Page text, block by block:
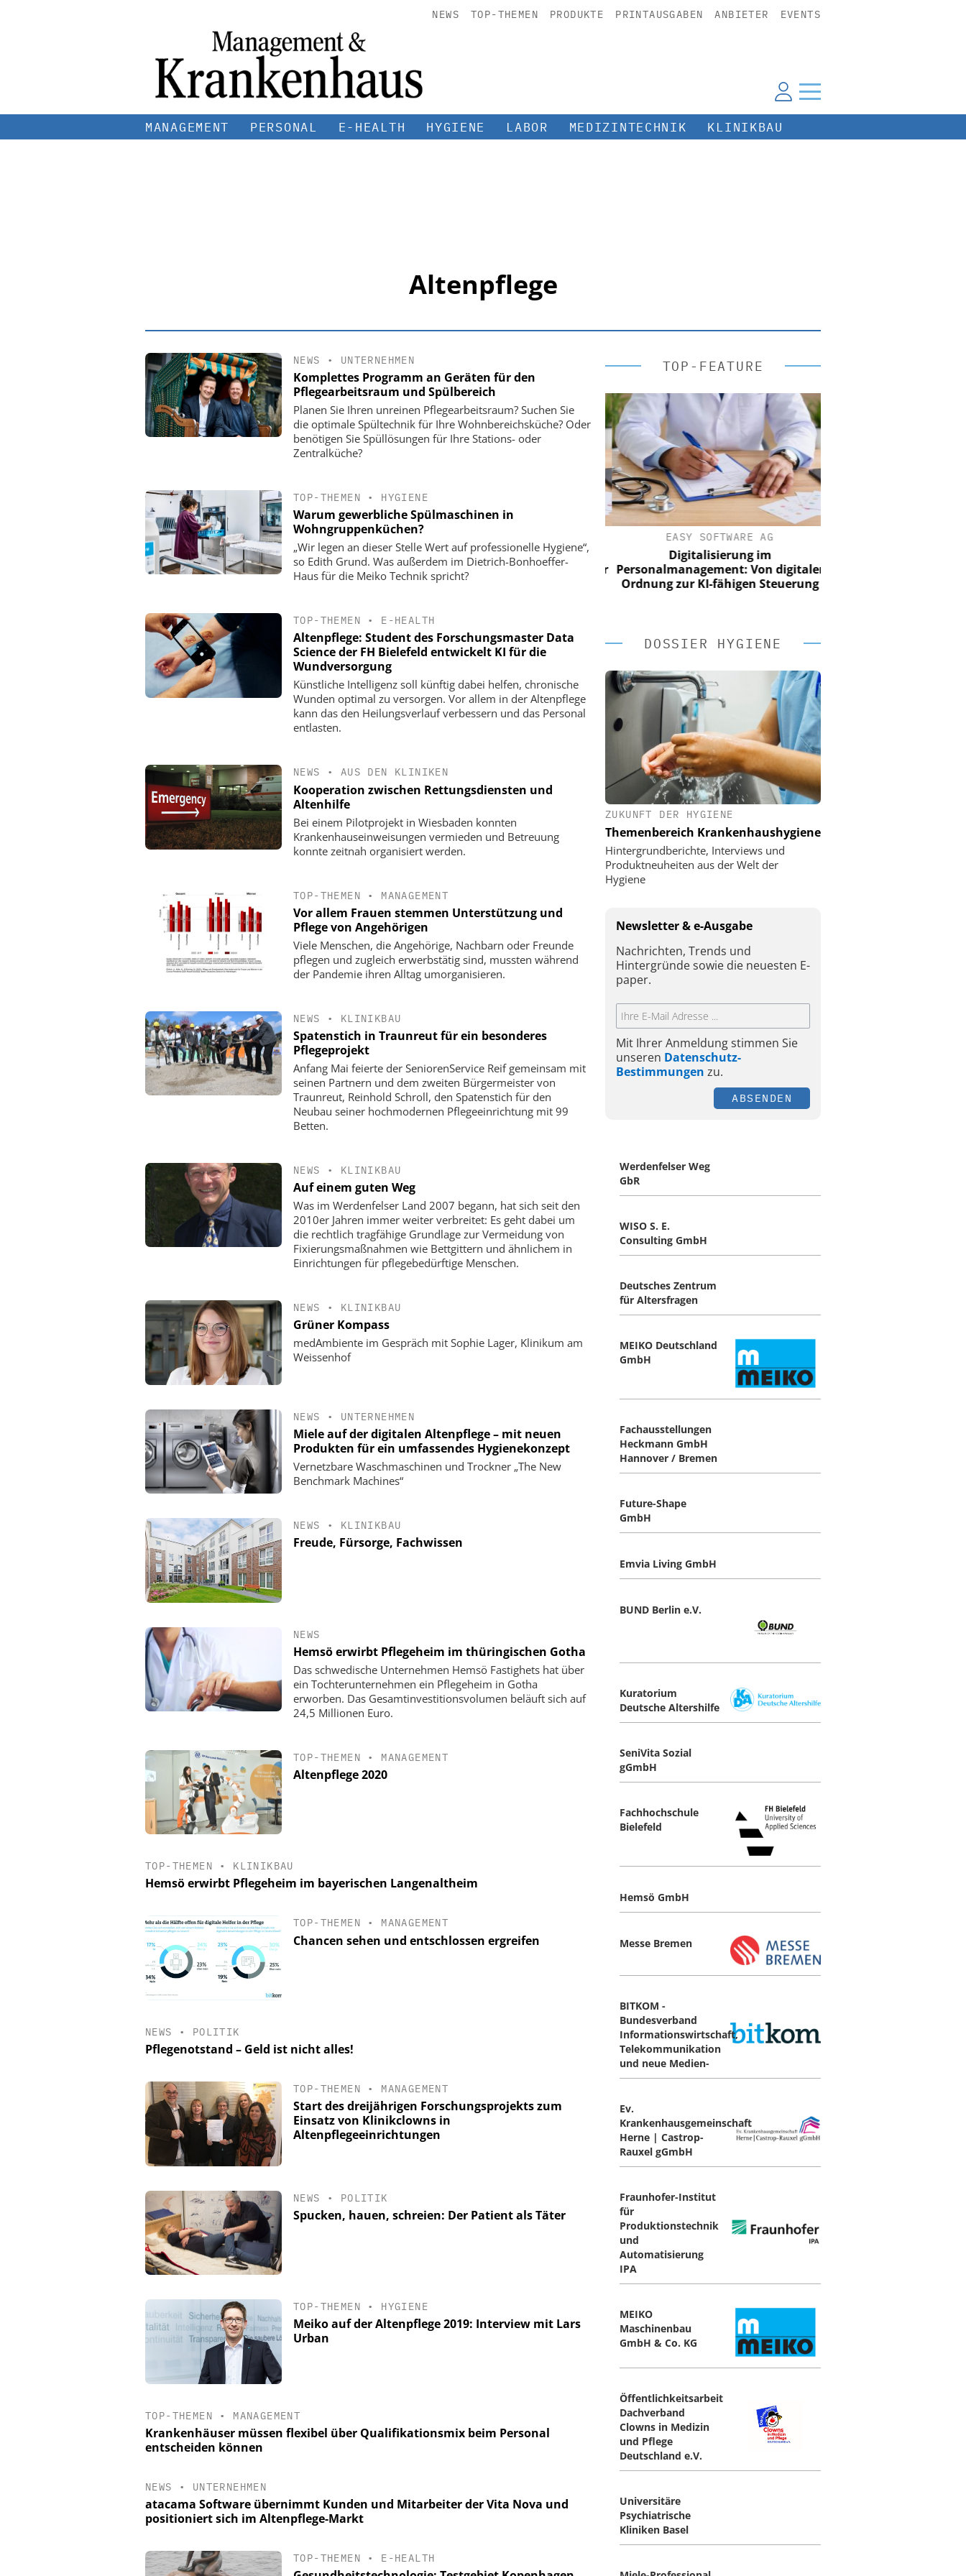
NEWS TOP-THEMEN PRODUKTE PRINTAUSGABEN ANBIETER EVENTS
MANAGEMENT PERSONAL E-HEALTH HYGIENE LABOR MEDIZINTECHNIK KLINIKBAU
Altenpflege
NEWS • UNTERNEHMEN
Komplettes Programm an Geräten für den
Pflegearbeitsraum und Spülbereich
Planen Sie Ihren unreinen Pflegearbeitsraum? Suchen Sie
die optimale Spültechnik für Ihre Wohnbereichsküche? Oder
benötigen Sie Spüllösungen für Ihre Stations- oder
Zentralküche?
TOP-THEMEN • HYGIENE
Warum gewerbliche Spülmaschinen in
Wohngruppenküchen?
„Wir legen an dieser Stelle Wert auf professionelle Hygiene“,
so Edith Grund. Was außerdem im Dietrich-Bonhoeffer-
Haus für die Meiko Technik spricht?
TOP-THEMEN • E-HEALTH
Altenpflege: Student des Forschungsmaster Data
Science der FH Bielefeld entwickelt KI für die
Wundversorgung
Künstliche Intelligenz soll künftig dabei helfen, chronische
Wunden optimal zu versorgen. Vor allem in der Altenpflege
kann das den Heilungsverlauf verbessern und das Personal
entlasten.
NEWS • AUS DEN KLINIKEN
Kooperation zwischen Rettungsdiensten und
Altenhilfe
Bei einem Pilotprojekt in Wiesbaden konnten
Krankenhauseinweisungen vermieden und Betreuung
konnte zeitnah organisiert werden.
TOP-THEMEN • MANAGEMENT
Vor allem Frauen stemmen Unterstützung und
Pflege von Angehörigen
Viele Menschen, die Angehörige, Nachbarn oder Freunde
pflegen und zugleich erwerbstätig sind, mussten während
der Pandemie ihren Alltag umorganisieren.
NEWS • KLINIKBAU
Spatenstich in Traunreut für ein besonderes
Pflegeprojekt
Anfang Mai feierte der SeniorenService Reif gemeinsam mit
seinen Partnern und dem zweiten Bürgermeister von
Traunreut, Reinhold Schroll, den Spatenstich für den
Neubau seiner hochmodernen Pflegeeinrichtung mit 99
Betten.
NEWS • KLINIKBAU
Auf einem guten Weg
Was im Werdenfelser Land 2007 begann, hat sich seit den
2010er Jahren immer weiter verbreitet: Es geht dabei um
die rechtlich tragfähige Grundlage zur Vermeidung von
Fixierungsmaßnahmen wie Bettgittern und ähnlichem in
Einrichtungen für pflegebedürftige Menschen.
NEWS • KLINIKBAU
Grüner Kompass
medAmbiente im Gespräch mit Sophie Lager, Klinikum am
Weissenhof
NEWS • UNTERNEHMEN
Miele auf der digitalen Altenpflege – mit neuen
Produkten für ein umfassendes Hygienekonzept
Vernetzbare Waschmaschinen und Trockner „The New
Benchmark Machines“
NEWS • KLINIKBAU
Freude, Fürsorge, Fachwissen
NEWS
Hemsö erwirbt Pflegeheim im thüringischen Gotha
Das schwedische Unternehmen Hemsö Fastighets hat über
ein Tochterunternehmen ein Pflegeheim in Gotha
erworben. Das Gesamtinvestitionsvolumen beläuft sich auf
24,5 Millionen Euro.
TOP-THEMEN • MANAGEMENT
Altenpflege 2020
TOP-THEMEN • KLINIKBAU
Hemsö erwirbt Pflegeheim im bayerischen Langenaltheim
TOP-THEMEN • MANAGEMENT
Chancen sehen und entschlossen ergreifen
NEWS • POLITIK
Pflegenotstand – Geld ist nicht alles!
TOP-THEMEN • MANAGEMENT
Start des dreijährigen Forschungsprojekts zum
Einsatz von Klinikclowns in
Altenpflegeeinrichtungen
NEWS • POLITIK
Spucken, hauen, schreien: Der Patient als Täter
TOP-THEMEN • HYGIENE
Meiko auf der Altenpflege 2019: Interview mit Lars
Urban
TOP-THEMEN • MANAGEMENT
Krankenhäuser müssen flexibel über Qualifikationsmix beim Personal
entscheiden können
NEWS • UNTERNEHMEN
atacama Software übernimmt Kunden und Mitarbeiter der Vita Nova und
positioniert sich im Altenpflege-Markt
TOP-THEMEN • E-HEALTH
TOP-FEATURE
EASY SOFTWARE AG
Digitalisierung im
Personalmanagement: Von digitaler
Ordnung zur KI-fähigen Steuerung
Digitalisierung im
Personalmanagement: Von digitaler
Ordnung zur KI-fähigen Steuerung
EASY SOFTWARE AG
Digitalisierung im
Personalmanagement: Von digitaler
Ordnung zur KI-fähigen Steuerung
DOSSIER HYGIENE
ZUKUNFT DER HYGIENE
Themenbereich Krankenhaushygiene
Hintergrundberichte, Interviews und
Produktneuheiten aus der Welt der
Hygiene
Newsletter & e-Ausgabe
Nachrichten, Trends und
Hintergründe sowie die neuesten E-
paper.
Mit Ihrer Anmeldung stimmen Sie
unseren Datenschutz-
Bestimmungen zu.
ABSENDEN
Werdenfelser Weg
GbR
WISO S. E.
Consulting GmbH
Deutsches Zentrum
für Altersfragen
MEIKO Deutschland
GmbH
Fachausstellungen
Heckmann GmbH
Hannover / Bremen
Future-Shape
GmbH
Emvia Living GmbH
BUND Berlin e.V.
Kuratorium
Deutsche Altershilfe
SeniVita Sozial
gGmbH
Fachhochschule
Bielefeld
Hemsö GmbH
Messe Bremen
BITKOM -
Bundesverband
Informationswirtschaft,
Telekommunikation
und neue Medien-
Ev.
Krankenhausgemeinschaft
Herne | Castrop-
Rauxel gGmbH
Fraunhofer-Institut
für
Produktionstechnik
und
Automatisierung
IPA
MEIKO
Maschinenbau
GmbH & Co. KG
Öffentlichkeitsarbeit
Dachverband
Clowns in Medizin
und Pflege
Deutschland e.V.
Universitäre
Psychiatrische
Kliniken Basel